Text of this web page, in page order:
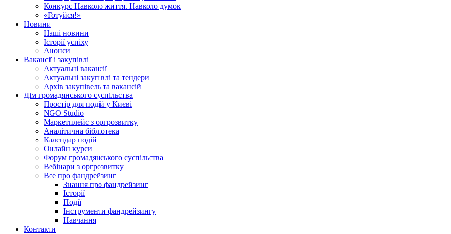
Конкурс Навколо життя. Навколо думок
«Готуйся!»
Новини
Наші новини
Історії успіху
Анонси
Вакансії і закупівлі
Актуальні вакансії
Актуальні закупівлі та тендери
Архів закупівель та вакансій
Дім громадянського суспільства
Простір для подій у Києві
NGO Studio
Маркетплейс з оргрозвитку
Аналітична бібліотека
Календар подій
Онлайн курси
Форум громадянського суспільства
Вебінари з оргрозвитку
Все про фандрейзинг
Знання про фандрейзинг
Історії
Події
Інструменти фандрейзингу
Навчання
Контакти